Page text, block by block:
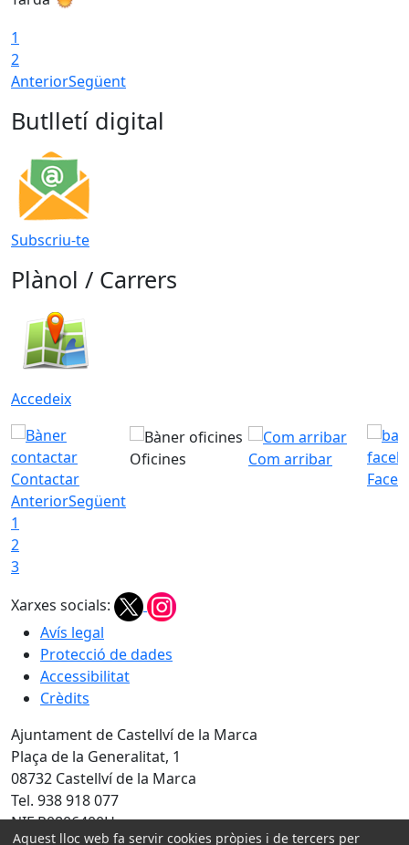
1
2
AnteriorSegüent
Butlletí digital
Subscriu-te
Plànol / Carrers
Accedeix
Contactar
Oficines
Com arribar
AnteriorSegüent
1
2
3
Xarxes socials:
Avís legal
Protecció de dades
Accessibilitat
Crèdits
Ajuntament de Castellví de la Marca
Plaça de la Generalitat, 1
08732 Castellví de la Marca
Tel. 938 918 077
NIF P0806400H
Aquest lloc web fa servir cookies pròpies i de tercers per